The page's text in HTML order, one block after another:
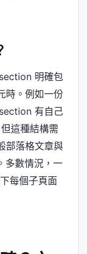
明確包
時。例如一份
有自己
這種結構需
部落格文章與
多數情況，一
每個子頁面